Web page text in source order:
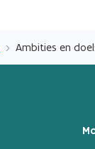
en
naar
Ambities en